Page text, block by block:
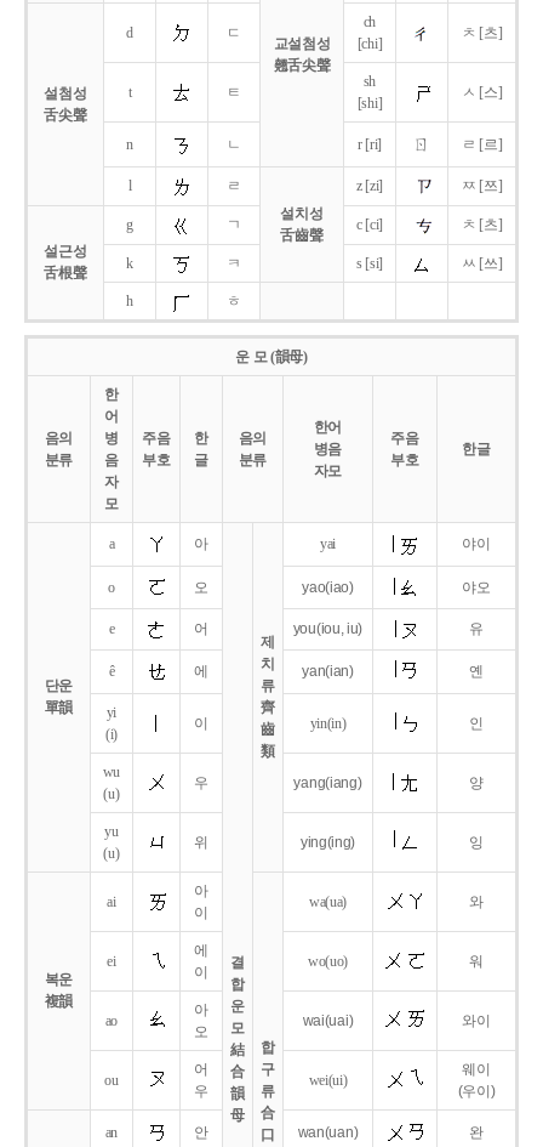
교설첨성
翹舌尖聲
설첨성
舌尖聲
d ㄷ
ch
[chi]
ㅊ [츠]
t ㅌ
sh
[shi]
ㅅ [스]
n ㄴ r [ri] ㄖ ㄹ [르]
l
ㄹ
설치성
舌齒聲
z [zi] ㅉ [쯔]
설근성
舌根聲
g ㄱ c [ci] ㅊ [츠]
k ㅋ s [si] ㅆ [쓰]
h ㅎ
운 모 (韻母)
음의
분류
한
어
병
음
자
모
주음
부호
한
글
음의
분류
한어
병음
자모
주음
부호
한글
단운
單韻
a 아
결
합
운
모
結
合
韻
母
제
치
류
齊
齒
類
yai 야이
o 오 yao(iao) 야오
e 어 you(iou,iu) 유
ê 에 yan(ian) 옌
yi
(i)
이 yin(in) 인
wu
(u)
우 yang(iang) 양
yu
(u)
위 ying(ing) 잉
복운
複韻
ai
아
이
합
구
류
合
口
wa(ua) 와
ei
에
이
wo(uo) 워
ao
아
오
wai(uai) 와이
ou
어
우
wei(ui)
웨이
(우이)
an 안 wan(uan) 완